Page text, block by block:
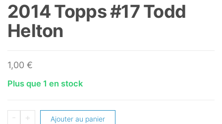
2014 Topps #17 Todd
Helton
1,00 €
Plus que 1 en stock
-
quantité
+ Ajouter au panier